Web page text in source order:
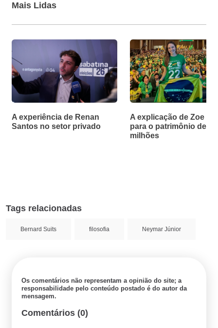
Mais Lidas
A experiência de Renan
Santos no setor privado
A explicação de Zoe
para o patrimônio de
milhões
Tags relacionadas
Bernard Suits filosofia Neymar Júnior
Os comentários não representam a opinião do site; a
responsabilidade pelo conteúdo postado é do autor da
mensagem.
Comentários (0)